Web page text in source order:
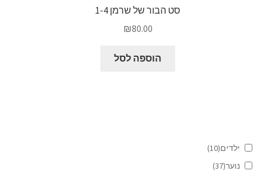
סט הבור של שרמן 1-4
₪80.00
הוספה לסל
ילדים(10)
נוער(37)